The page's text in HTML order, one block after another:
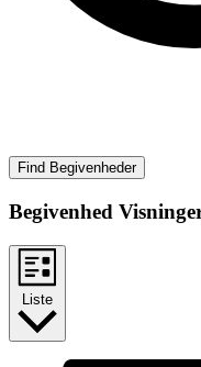
Find Begivenheder
Begivenhed
Liste